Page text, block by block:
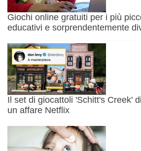
Giochi online gratuiti per i più
educativi e sorprendentemente
Il set di giocattoli 'Schitt's Creek'
un affare Netflix